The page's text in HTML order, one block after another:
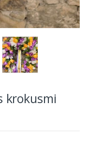
krokusmi